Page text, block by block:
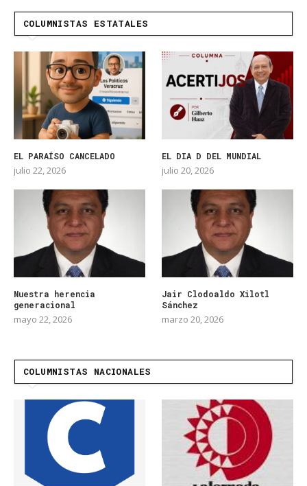
COLUMNISTAS ESTATALES
EL PARAÍSO CANCELADO
julio 22, 2026
EL DIA D DEL MUNDIAL
julio 20, 2026
Nuestra herencia
generacional
mayo 22, 2026
Jair Clodoaldo Xilotl
Sánchez
marzo 20, 2026
COLUMNISTAS NACIONALES